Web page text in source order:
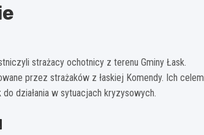
strażacy ochotnicy z terenu Gminy Łask.
przez strażaków z łaskiej Komendy. Ich celem
działania w sytuacjach kryzysowych.